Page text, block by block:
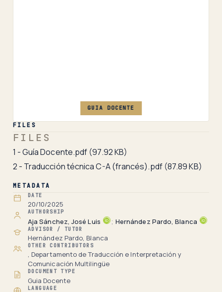
GUIA DOCENTE
FILES
FILES
1 - Guía Docente.pdf (97.92 KB)
2 - Traducción técnica C-A (francés).pdf (87.89 KB)
METADATA
DATE
20/10/2025
AUTHORSHIP
Aja Sánchez, José Luis ; Hernández Pardo, Blanca
ADVISOR / TUTOR
Hernández Pardo, Blanca
OTHER CONTRIBUTORS
, Departamento de Traducción e Interpretación y
Comunicación Multilingüe
DOCUMENT TYPE
Guia Docente
LANGUAGE